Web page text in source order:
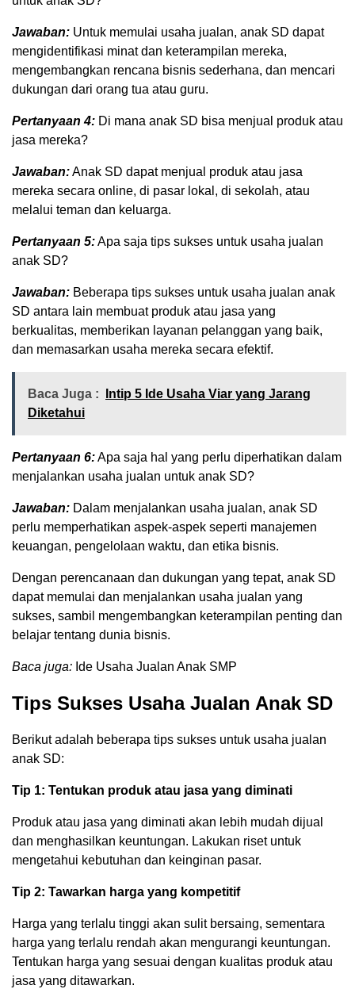
Jawaban: Untuk memulai usaha jualan, anak SD dapat
mengidentifikasi minat dan keterampilan mereka,
mengembangkan rencana bisnis sederhana, dan mencari
dukungan dari orang tua atau guru.
Pertanyaan 4: Di mana anak SD bisa menjual produk atau
jasa mereka?
Jawaban:Anak SD dapat menjual produk atau jasa
mereka secara online, di pasar lokal, di sekolah, atau
melalui teman dan keluarga.
Pertanyaan 5:Apa saja tips sukses untuk usaha jualan
anak SD?
Jawaban: Beberapa tips sukses untuk usaha jualan anak
SD antara lain membuat produk atau jasa yang
berkualitas, memberikan layanan pelanggan yang baik,
dan memasarkan usaha mereka secara efektif.
Baca Juga :
Intip 5 Ide Usaha Viar yang Jarang
Diketahui
Pertanyaan 6:Apa saja hal yang perlu diperhatikan dalam
menjalankan usaha jualan untuk anak SD?
Jawaban: Dalam menjalankan usaha jualan, anak SD
perlu memperhatikan aspek-aspek seperti manajemen
keuangan, pengelolaan waktu, dan etika bisnis.
Dengan perencanaan dan dukungan yang tepat, anak SD
dapat memulai dan menjalankan usaha jualan yang
sukses, sambil mengembangkan keterampilan penting dan
belajar tentang dunia bisnis.
Baca juga: Ide Usaha Jualan Anak SMP
Tips Sukses Usaha Jualan Anak SD
Berikut adalah beberapa tips sukses untuk usaha jualan
anak SD:
Tip 1: Tentukan produk atau jasa yang diminati
Produk atau jasa yang diminati akan lebih mudah dijual
dan menghasilkan keuntungan. Lakukan riset untuk
mengetahui kebutuhan dan keinginan pasar.
Tip 2: Tawarkan harga yang kompetitif
Harga yang terlalu tinggi akan sulit bersaing, sementara
harga yang terlalu rendah akan mengurangi keuntungan.
Tentukan harga yang sesuai dengan kualitas produk atau
jasa yang ditawarkan.